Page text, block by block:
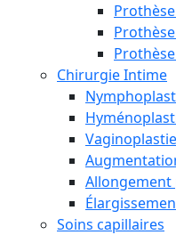
Chirurgie Intime
Vaginoplastie
Allongement
Soins capillaires